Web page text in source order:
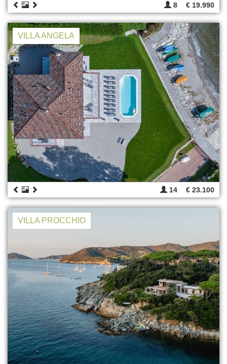
8 € 19.990
VILLA ANGELA
14 € 23.100
VILLA PROCCHIO